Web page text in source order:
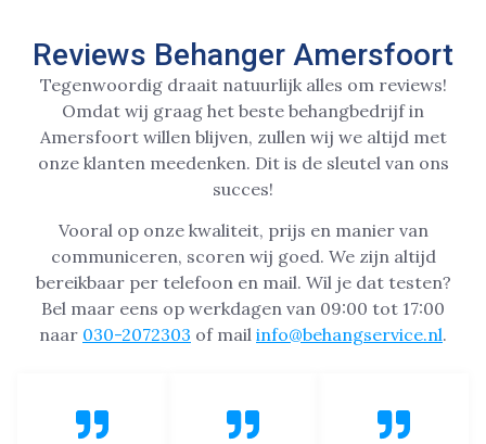
Reviews Behanger Amersfoort
Tegenwoordig draait natuurlijk alles om reviews!
Omdat wij graag het beste behangbedrijf in
Amersfoort willen blijven, zullen wij we altijd met
onze klanten meedenken. Dit is de sleutel van ons
succes!
Vooral op onze kwaliteit, prijs en manier van
communiceren, scoren wij goed. We zijn altijd
bereikbaar per telefoon en mail. Wil je dat testen?
Bel maar eens op werkdagen van 09:00 tot 17:00
naar 030-2072303 of mail info@behangservice.nl.